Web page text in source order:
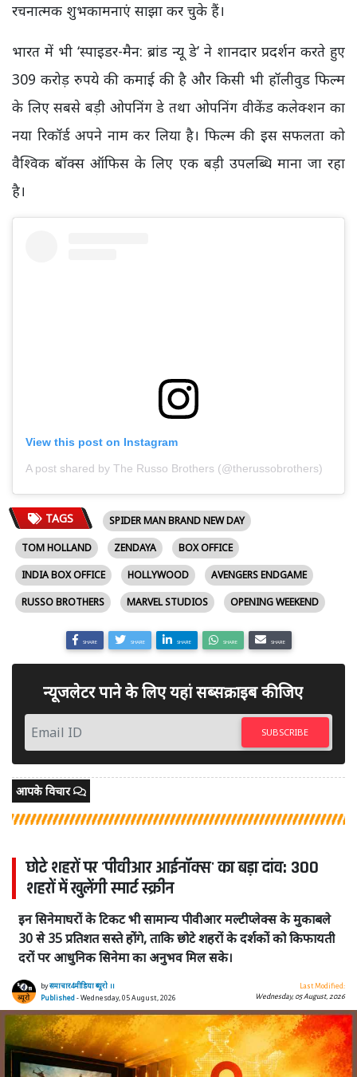
रचनात्मक शुभकामनाएं साझा कर चुके हैं।
भारत में भी ‘स्पाइडर-मैन: ब्रांड न्यू डे’ ने शानदार प्रदर्शन करते हुए
309 करोड़ रुपये की कमाई की है और किसी भी हॉलीवुड फिल्म
के लिए सबसे बड़ी ओपनिंग डे तथा ओपनिंग वीकेंड कलेक्शन का
नया रिकॉर्ड अपने नाम कर लिया है। फिल्म की इस सफलता को
वैश्विक बॉक्स ऑफिस के लिए एक बड़ी उपलब्धि माना जा रहा
है।
View this post on Instagram
A post shared by The Russo Brothers (@therussobrothers)
TAGS
SPIDER MAN BRAND NEW DAY
TOM HOLLAND
ZENDAYA
BOX OFFICE
INDIA BOX OFFICE
HOLLYWOOD
AVENGERS ENDGAME
RUSSO BROTHERS
MARVEL STUDIOS OPENING WEEKEND
SHARE SHARE SHARE SHARE SHARE
न्यूजलेटर पाने के लिए यहां सब्सक्राइब कीजिए
SUBSCRIBE
आपके विचार
छोटे शहरों पर 'पीवीआर आईनॉक्स' का बड़ा दांव: 300
शहरों में खुलेंगी स्मार्ट स्क्रीन
इन सिनेमाघरों के टिकट भी सामान्य पीवीआर मल्टीप्लेक्स के मुकाबले
30 से 35 प्रतिशत सस्ते होंगे, ताकि छोटे शहरों के दर्शकों को किफायती
दरों पर आधुनिक सिनेमा का अनुभव मिल सके।
byसमाचार4मीडिया ब्यूरो ।।
Published- Wednesday, 05 August, 2026
Last Modified:
Wednesday, 05 August, 2026